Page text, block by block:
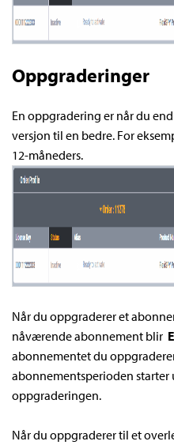
Oppgraderinger
En oppgradering er når du
versjon til en bedre. For
12-måneders.
Når du oppgraderer et
nåværende abonnement blir
abonnementet du
abonnementsperioden
oppgraderingen.
Når du oppgraderer til et